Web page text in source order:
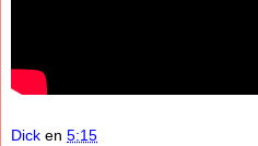
Dick en 5:15